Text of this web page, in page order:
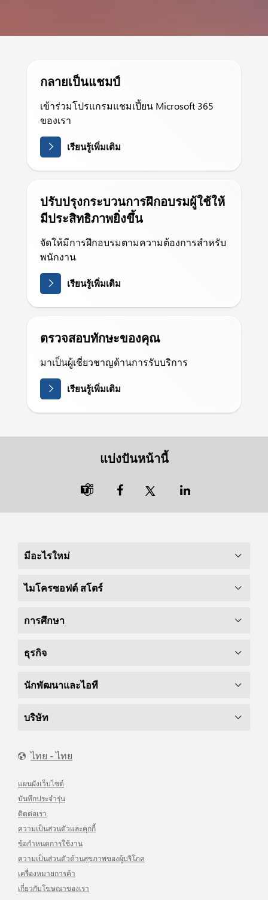
กลายเป็นแชมป์
เข้าร่วมโปรแกรมแชมเปี้ยน Microsoft 365
ของเรา
เรียนรู้เพิ่มเติม
ปรับปรุงกระบวนการฝึกอบรมผู้ใช้ให้
มีประสิทธิภาพยิ่งขึ้น
จัดให้มีการฝึกอบรมตามความต้องการสำหรับ
พนักงาน
เรียนรู้เพิ่มเติม
ตรวจสอบทักษะของคุณ
มาเป็นผู้เชี่ยวชาญด้านการรับบริการ
เรียนรู้เพิ่มเติม
แบ่งปันหน้านี้

มีอะไรใหม่
ไมโครซอฟต์ สโตร์
การศึกษา
ธุรกิจ
นักพัฒนาและไอที
บริษัท
ไทย - ไทย
แผนผังเว็บไซต์
บันทึกประจำรุ่น
ติดต่อเรา
ความเป็นส่วนตัวและคุกกี้
ข้อกำหนดการใช้งาน
ความเป็นส่วนตัวด้านสุขภาพของผู้บริโภค
เครื่องหมายการค้า
เกี่ยวกับโฆษณาของเรา